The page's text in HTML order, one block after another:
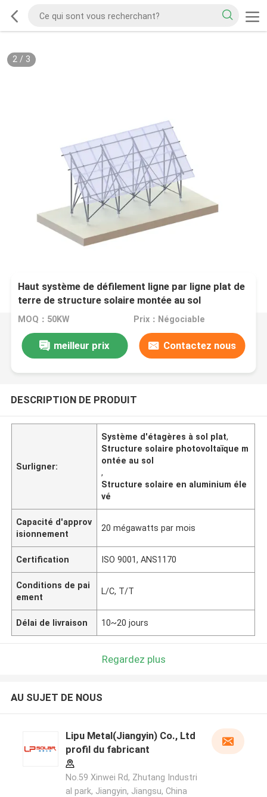
2/ 3
Haut système de défilement ligne par ligne plat de
terre de structure solaire montée au sol
photovoltaïque en aluminium
MOQ：50KW Prix：Négociable
meilleur prix Contactez nous
DESCRIPTION DE PRODUIT
Surligner:
Système d'étagères à sol plat,
Structure solaire photovoltaïque m
ontée au sol
,
Structure solaire en aluminium éle
vé
Capacité d'approv
isionnement
20 mégawatts par mois
Certification ISO 9001, ANS1170
Conditions de pai
ement
L/C, T/T
Délai de livraison 10~20 jours
Regardez plus
AU SUJET DE NOUS
Lipu Metal(Jiangyin) Co., Ltd
profil du fabricant
No.59 Xinwei Rd, Zhutang Industri
al park, Jiangyin, Jiangsu, China